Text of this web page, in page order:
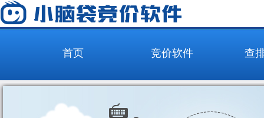
首页 竞价软件 查